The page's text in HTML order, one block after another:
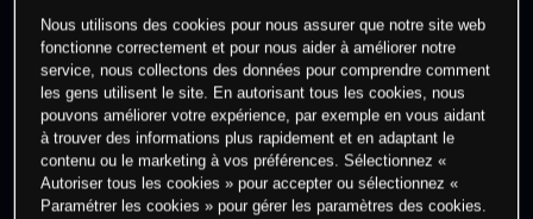
cet actif
Commencez à trader
Nous utilisons des cookies pour nous assurer que notre site web
fonctionne correctement et pour nous aider à améliorer notre
service, nous collectons des données pour comprendre comment
les gens utilisent le site. En autorisant tous les cookies, nous
pouvons améliorer votre expérience, par exemple en vous aidant
à trouver des informations plus rapidement et en adaptant le
contenu ou le marketing à vos préférences. Sélectionnez «
Autoriser tous les cookies » pour accepter ou sélectionnez «
Paramétrer les cookies » pour gérer les paramètres des cookies.